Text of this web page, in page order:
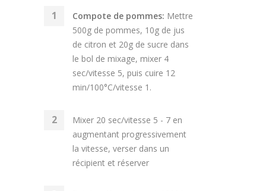
Compote de pommes: Mettre
500g de pommes, 10g de jus
de citron et 20g de sucre dans
le bol de mixage, mixer 4
sec/vitesse 5, puis cuire 12
min/100°C/vitesse 1.
Mixer 20 sec/vitesse 5 - 7 en
augmentant progressivement
la vitesse, verser dans un
récipient et réserver